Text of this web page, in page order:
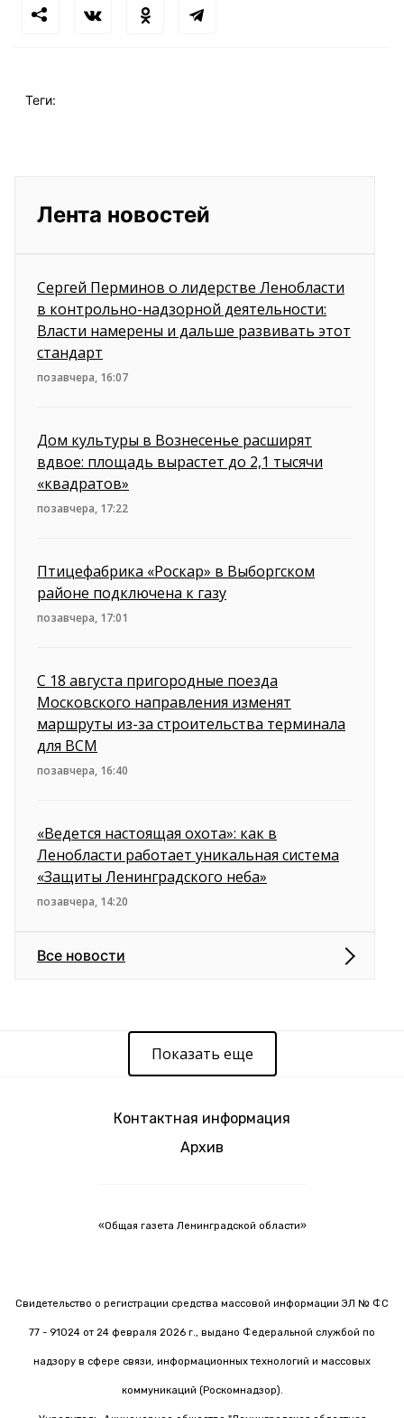
Теги:
Лента новостей
Сергей Перминов о лидерстве Ленобласти
в контрольно-надзорной деятельности:
Власти намерены и дальше развивать этот
стандарт
позавчера, 16:07
Дом культуры в Вознесенье расширят
вдвое: площадь вырастет до 2,1 тысячи
«квадратов»
позавчера, 17:22
Птицефабрика «Роскар» в Выборгском
районе подключена к газу
позавчера, 17:01
С 18 августа пригородные поезда
Московского направления изменят
маршруты из-за строительства терминала
для ВСМ
позавчера, 16:40
«Ведется настоящая охота»: как в
Ленобласти работает уникальная система
«Защиты Ленинградского неба»
позавчера, 14:20
Все новости
Показать еще
Контактная информация
Архив
«Общая газета Ленинградской области»
Свидетельство о регистрации средства массовой информации ЭЛ № ФС
77 - 91024 от 24 февраля 2026 г., выдано Федеральной службой по
надзору в сфере связи, информационных технологий и массовых
коммуникаций (Роскомнадзор).